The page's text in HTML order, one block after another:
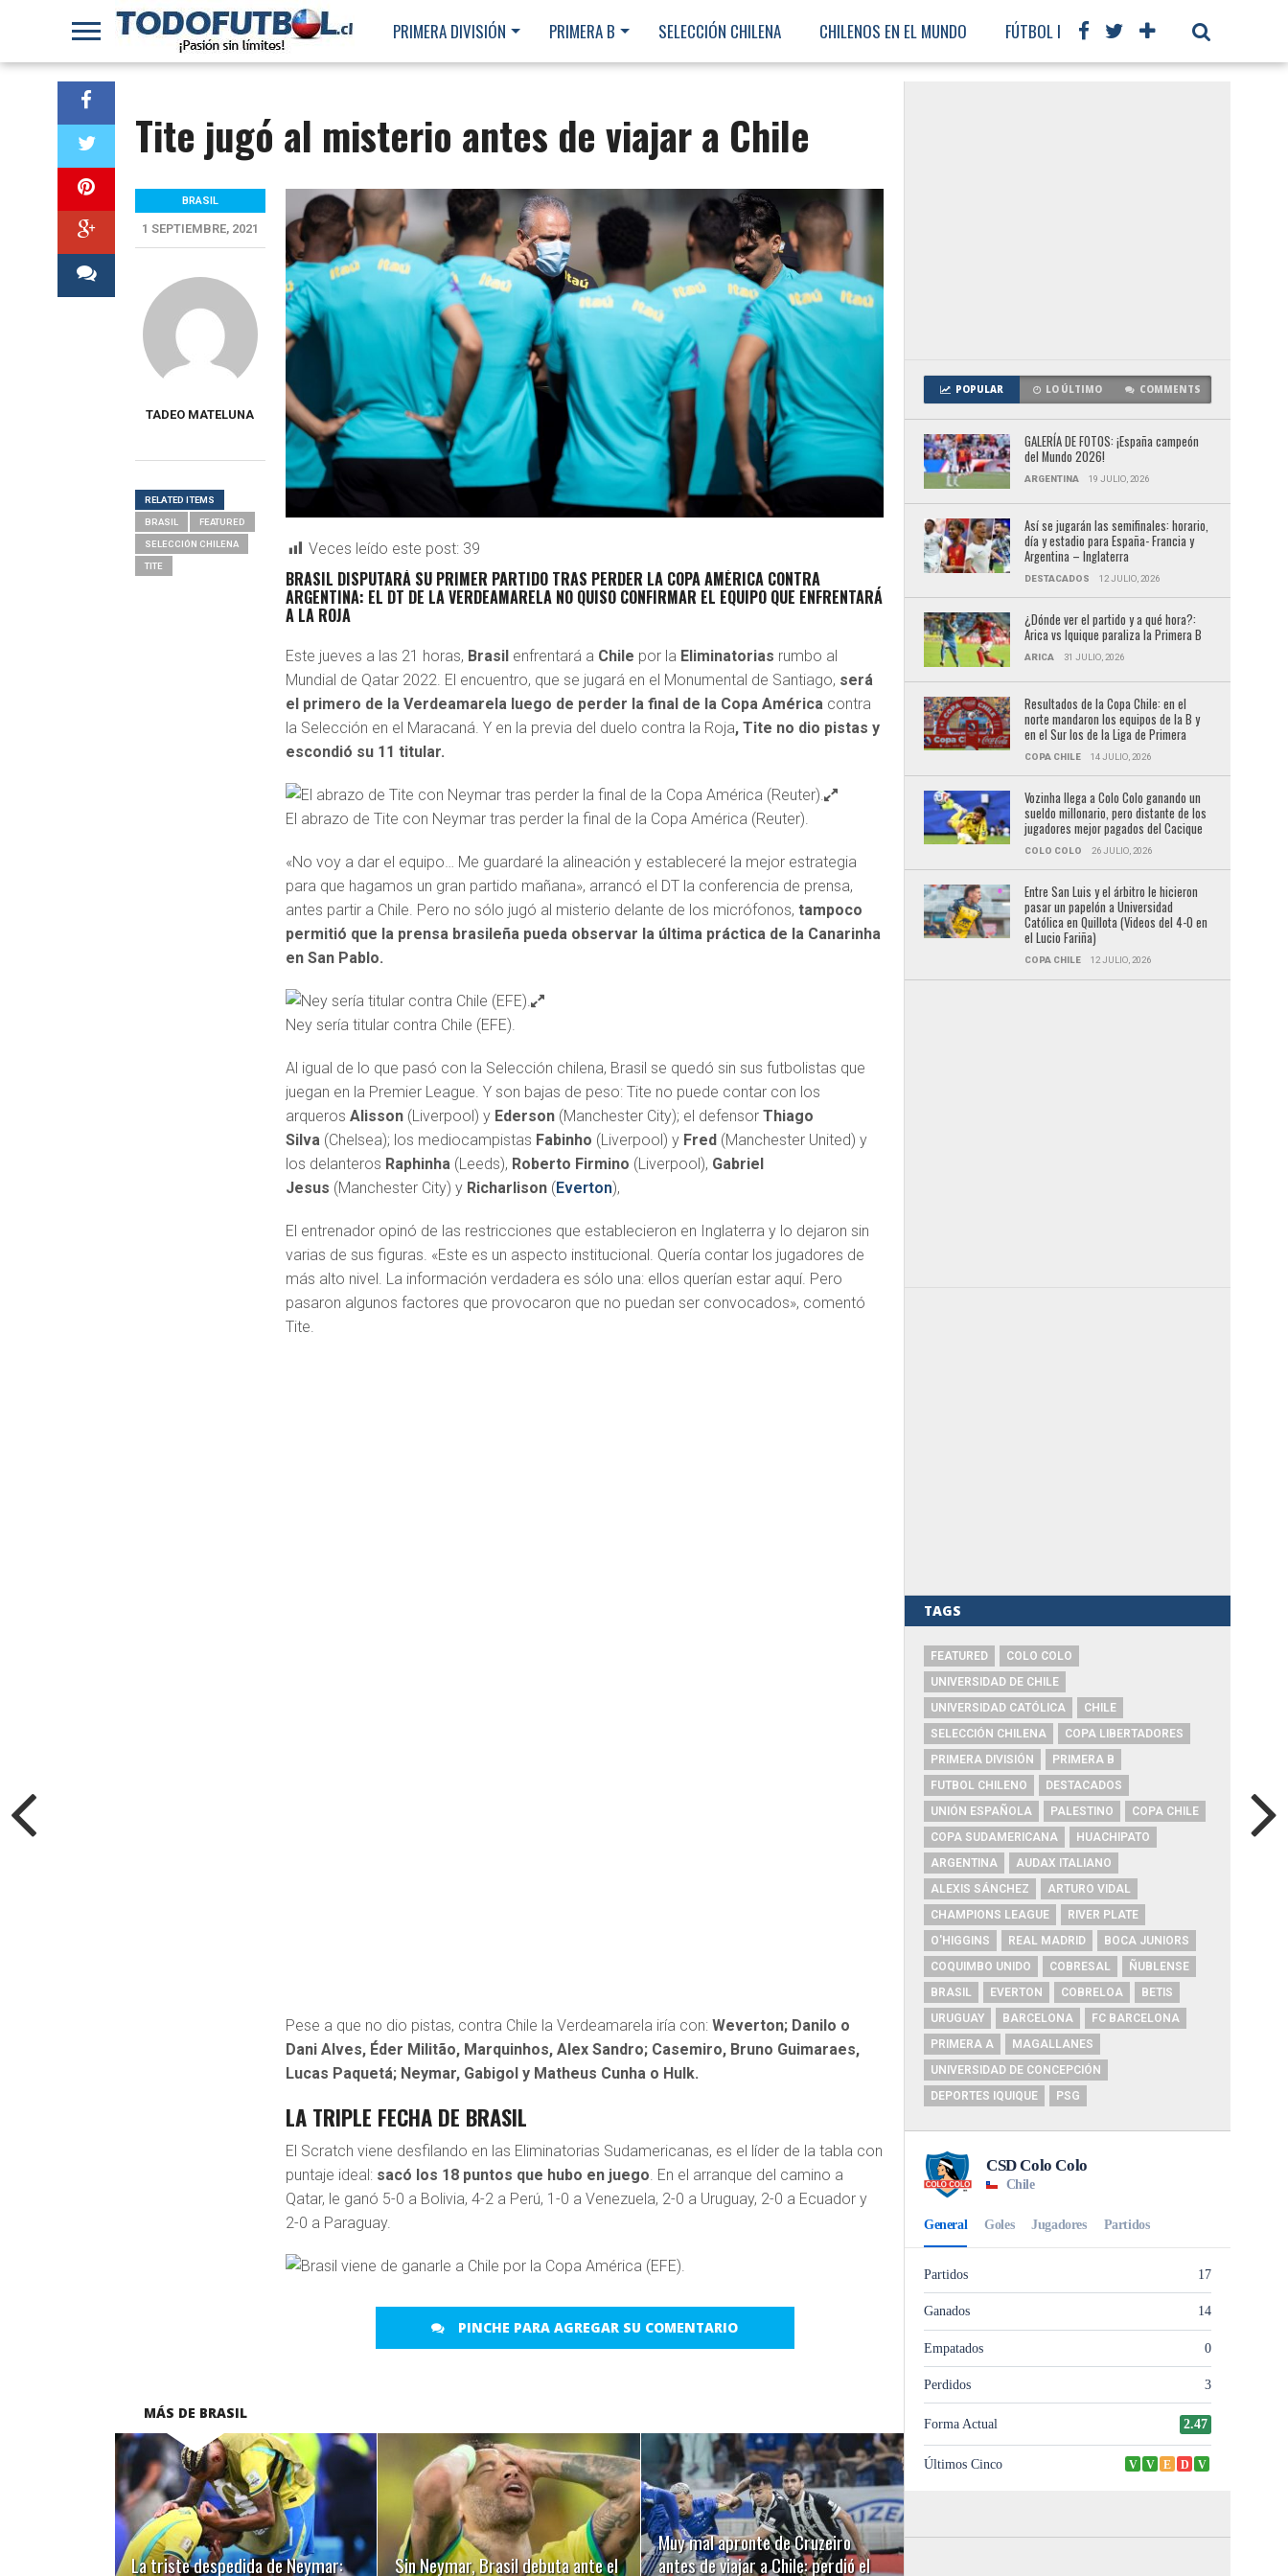
PRIMERA DIVISIÓN PRIMERA B SELECCIÓN CHILENA CHILENOS EN EL MUNDO FÚTBOL INTERNACIONAL
Tite jugó al misterio antes de viajar a Chile
Veces leído este post: 39
BRASIL DISPUTARÁ SU PRIMER PARTIDO TRAS PERDER LA COPA AMÉRICA CONTRA
ARGENTINA: EL DT DE LA VERDEAMARELA NO QUISO CONFIRMAR EL EQUIPO QUE ENFRENTARÁ
A LA ROJA
Este jueves a las 21 horas, Brasil enfrentará a Chile por la Eliminatorias rumbo al
Mundial de Qatar 2022. El encuentro, que se jugará en el Monumental de Santiago, será
el primero de la Verdeamarela luego de perder la final de la Copa América contra
la Selección en el Maracaná. Y en la previa del duelo contra la Roja, Tite no dio pistas y
escondió su 11 titular.
El abrazo de Tite con Neymar tras perder la final de la Copa América (Reuter).
«No voy a dar el equipo… Me guardaré la alineación y estableceré la mejor estrategia
para que hagamos un gran partido mañana», arrancó el DT la conferencia de prensa,
antes partir a Chile. Pero no sólo jugó al misterio delante de los micrófonos, tampoco
permitió que la prensa brasileña pueda observar la última práctica de la Canarinha
en San Pablo.
Ney sería titular contra Chile (EFE).
Al igual de lo que pasó con la Selección chilena, Brasil se quedó sin sus futbolistas que
juegan en la Premier League. Y son bajas de peso: Tite no puede contar con los
arquerosAlisson (Liverpool) y Ederson (Manchester City); el defensorThiago
Silva (Chelsea); los mediocampistas Fabinho (Liverpool) y Fred (Manchester United) y
los delanteros Raphinha (Leeds), Roberto Firmino (Liverpool), Gabriel
Jesus (Manchester City) y Richarlison ( Everton),
El entrenador opinó de las restricciones que establecieron en Inglaterra y lo dejaron sin
varias de sus figuras. «Este es un aspecto institucional. Quería contar los jugadores de
más alto nivel. La información verdadera es sólo una: ellos querían estar aquí. Pero
pasaron algunos factores que provocaron que no puedan ser convocados», comentó
Tite.
Pese a que no dio pistas, contra Chile la Verdeamarela iría con:Weverton; Danilo o
Dani Alves, Éder Militão, Marquinhos, Alex Sandro; Casemiro, Bruno Guimaraes,
Lucas Paquetá; Neymar, Gabigol y Matheus Cunha o Hulk.
LA TRIPLE FECHA DE BRASIL
El Scratch viene desfilando en las Eliminatorias Sudamericanas, es el líder de la tabla con
puntaje ideal: sacó los 18 puntos que hubo en juego. En el arranque del camino a
Qatar, le ganó 5-0 a Bolivia, 4-2 a Perú, 1-0 a Venezuela, 2-0 a Uruguay, 2-0 a Ecuador y
2-0 a Paraguay.
PINCHE PARA AGREGAR SU COMENTARIO
BRASIL
1 SEPTIEMBRE, 2021
TADEO MATELUNA
RELATED ITEMS
BRASIL FEATURED
SELECCIÓN CHILENA
TITE
MÁS DE BRASIL
La triste despedida de Neymar:
LEER MÁS
Sin Neymar, Brasil debuta ante el
LEER MÁS
Muy mal apronte de Cruzeiro
antes de viajar a Chile: perdió el
LEER MÁS
POPULAR LO ÚLTIMO COMMENTS
GALERÍA DE FOTOS: ¡España campeón
del Mundo 2026!
ARGENTINA 19 JULIO, 2026
Así se jugarán las semifinales: horario,
día y estadio para España- Francia y
Argentina – Inglaterra
DESTACADOS 12 JULIO, 2026
¿Dónde ver el partido y a qué hora?:
Arica vs Iquique paraliza la Primera B
ARICA 31 JULIO, 2026
Resultados de la Copa Chile: en el
norte mandaron los equipos de la B y
en el Sur los de la Liga de Primera
COPA CHILE 14 JULIO, 2026
Vozinha llega a Colo Colo ganando un
sueldo millonario, pero distante de los
jugadores mejor pagados del Cacique
COLO COLO 26 JULIO, 2026
Entre San Luis y el árbitro le hicieron
pasar un papelón a Universidad
Católica en Quillota (Videos del 4-0 en
el Lucio Fariña)
COPA CHILE 12 JULIO, 2026
TAGS
FEATURED
COLO COLO
UNIVERSIDAD DE CHILE
UNIVERSIDAD CATÓLICA
CHILE
SELECCIÓN CHILENA
COPA LIBERTADORES
PRIMERA DIVISIÓN
PRIMERA B
FUTBOL CHILENO
DESTACADOS
UNIÓN ESPAÑOLA
PALESTINO
COPA CHILE
COPA SUDAMERICANA
HUACHIPATO
ARGENTINA
AUDAX ITALIANO
ALEXIS SÁNCHEZ
ARTURO VIDAL
CHAMPIONS LEAGUE
RIVER PLATE
O'HIGGINS
REAL MADRID
BOCA JUNIORS
COQUIMBO UNIDO
COBRESAL
ÑUBLENSE
BRASIL
EVERTON COBRELOA
BETIS
URUGUAY
BARCELONA
FC BARCELONA
PRIMERA A
MAGALLANES
UNIVERSIDAD DE CONCEPCIÓN
DEPORTES IQUIQUE
PSG